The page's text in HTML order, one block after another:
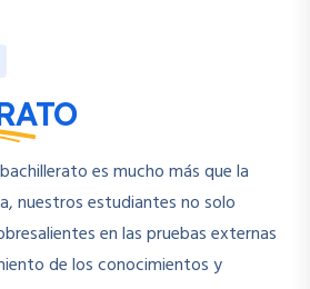
es mucho más que la
nuestros estudiantes no solo
en las pruebas externas
de los conocimientos y